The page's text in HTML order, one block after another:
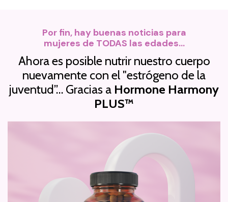
Por fin, hay buenas noticias para
mujeres de TODAS las edades…
Ahora es posible nutrir nuestro cuerpo
nuevamente con el "estrógeno de la
juventud”… Gracias a Hormone Harmony
PLUS™